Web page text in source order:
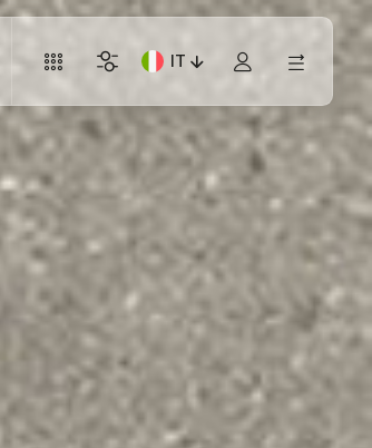
IT
Lingua corrente: Italiano